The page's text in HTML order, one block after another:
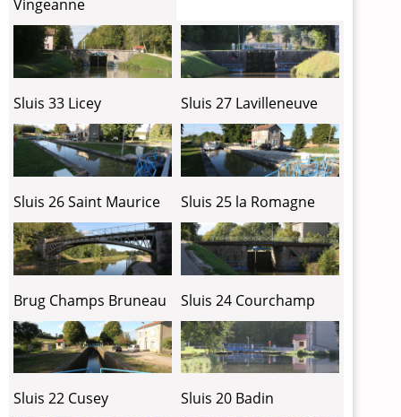
Vingeanne
Sluis 33 Licey Sluis 27 Lavilleneuve
Sluis 26 Saint Maurice Sluis 25 la Romagne
Brug Champs Bruneau Sluis 24 Courchamp
Sluis 22 Cusey Sluis 20 Badin